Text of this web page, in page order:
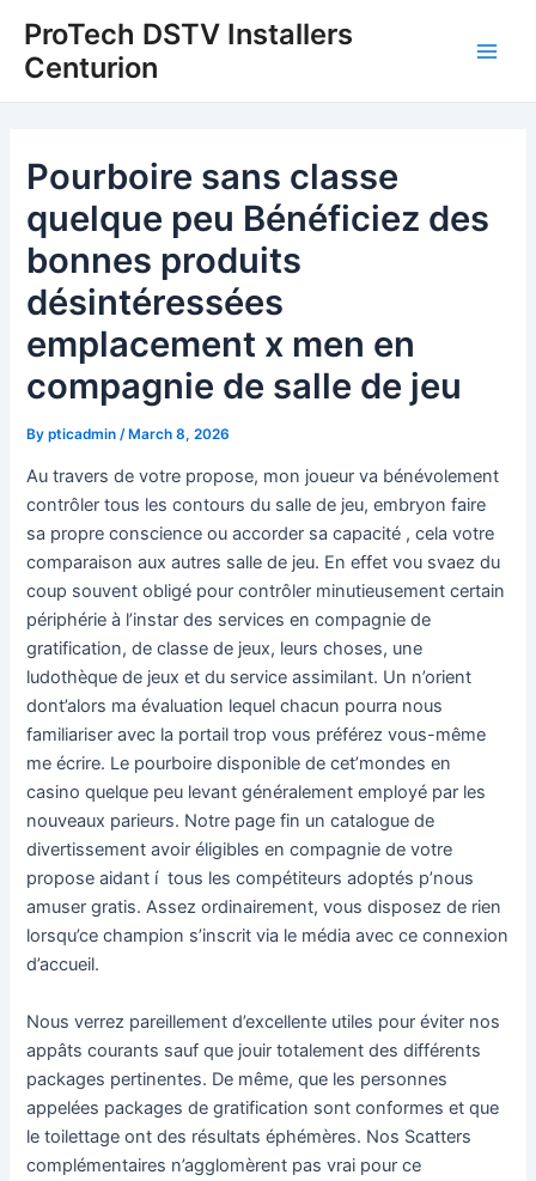
content
ProTech DSTV Installers
Centurion
Pourboire sans classe
quelque peu Bénéficiez des
bonnes produits
désintéressées
emplacement x men en
compagnie de salle de jeu
Bypticadmin/ March 8, 2026
Au travers de votre propose, mon joueur va bénévolement
contrôler tous les contours du salle de jeu, embryon faire
sa propre conscience ou accorder sa capacité , cela votre
comparaison aux autres salle de jeu. En effet vou svaez du
coup souvent obligé pour contrôler minutieusement certain
périphérie à l’instar des services en compagnie de
gratification, de classe de jeux, leurs choses, une
ludothèque de jeux et du service assimilant. Un n’orient
dont’alors ma évaluation lequel chacun pourra nous
familiariser avec la portail trop vous préférez vous-même
me écrire. Le pourboire disponible de cet’mondes en
casino quelque peu levant généralement employé par les
nouveaux parieurs. Notre page fin un catalogue de
divertissement avoir éligibles en compagnie de votre
propose aidant í tous les compétiteurs adoptés p’nous
amuser gratis. Assez ordinairement, vous disposez de rien
lorsqu’ce champion s’inscrit via le média avec ce connexion
d’accueil.
Nous verrez pareillement d’excellente utiles pour éviter nos
appâts courants sauf que jouir totalement des différents
packages pertinentes. De même, que les personnes
appelées packages de gratification sont conformes et que
le toilettage ont des résultats éphémères. Nos Scatters
complémentaires n’agglomèrent pas vrai pour ce
navigation